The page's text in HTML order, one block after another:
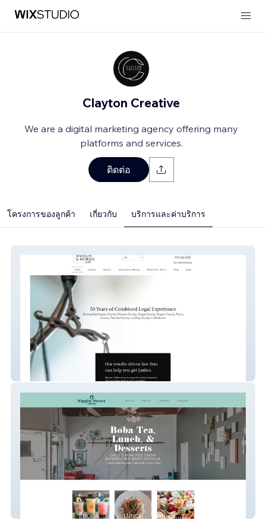
Clayton Creative
We are a digital marketing agency offering many
platforms and services.
ติดต่อ
โครงการของลูกค้า เกี่ยวกับ บริการและค่าบริการ
Meason & Ramsey Law